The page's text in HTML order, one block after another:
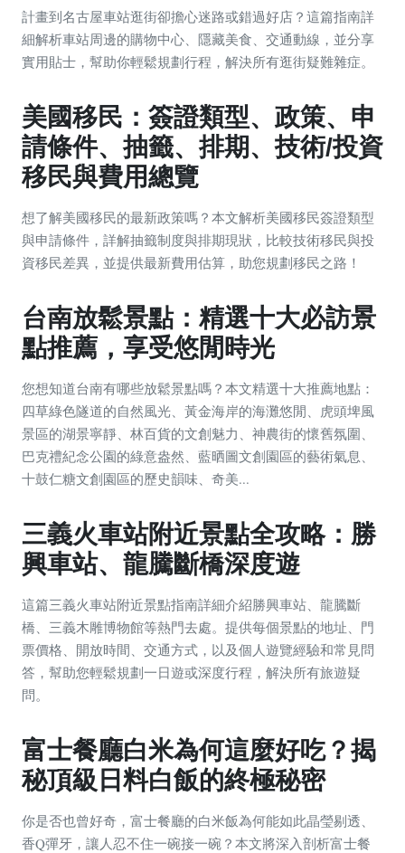
計畫到名古屋車站逛街卻擔心迷路或錯過好店？這篇指南詳
細解析車站周邊的購物中心、隱藏美食、交通動線，並分享
實用貼士，幫助你輕鬆規劃行程，解決所有逛街疑難雜症。
美國移民：簽證類型、政策、申
請條件、抽籤、排期、技術/投資
移民與費用總覽
想了解美國移民的最新政策嗎？本文解析美國移民簽證類型
與申請條件，詳解抽籤制度與排期現狀，比較技術移民與投
資移民差異，並提供最新費用估算，助您規劃移民之路！
台南放鬆景點：精選十大必訪景
點推薦，享受悠閒時光
您想知道台南有哪些放鬆景點嗎？本文精選十大推薦地點：
四草綠色隧道的自然風光、黃金海岸的海灘悠閒、虎頭埤風
景區的湖景寧靜、林百貨的文創魅力、神農街的懷舊氛圍、
巴克禮紀念公園的綠意盎然、藍晒圖文創園區的藝術氣息、
十鼓仁糖文創園區的歷史韻味、奇美...
三義火車站附近景點全攻略：勝
興車站、龍騰斷橋深度遊
這篇三義火車站附近景點指南詳細介紹勝興車站、龍騰斷
橋、三義木雕博物館等熱門去處。提供每個景點的地址、門
票價格、開放時間、交通方式，以及個人遊覽經驗和常見問
答，幫助您輕鬆規劃一日遊或深度行程，解決所有旅遊疑
問。
富士餐廳白米為何這麼好吃？揭
秘頂級日料白飯的終極秘密
你是否也曾好奇，富士餐廳的白米飯為何能如此晶瑩剔透、
香Q彈牙，讓人忍不住一碗接一碗？本文將深入剖析富士餐